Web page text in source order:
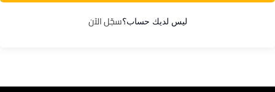
ليس لديك حساب؟سجّل الآن